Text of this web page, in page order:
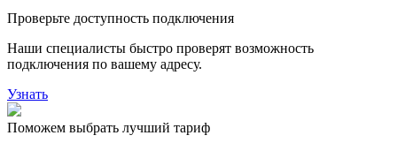
Проверьте доступность подключения
Наши специалисты быстро проверят возможность
подключения по вашему адресу.
Узнать
Поможем выбрать лучший тариф